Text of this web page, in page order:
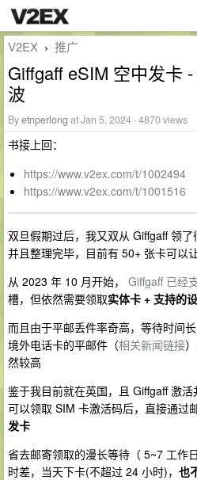
V2EX › 推广
Giffgaff eSIM 空中发卡
波
Byetnperlong at Jan 5, 2024 · 4870 views
书接上回：
https://www.v2ex.com/t/1002494
https://www.v2ex.com/t/1001516
双旦假期过后，我又双从 Giffgaff 领
并且整理完毕，目前有 50+ 张卡可以
从 2023 年 10 月开始， Giffgaff 已经
槽，但依然需要领取实体卡 + 支持的
而且由于平邮丢件率奇高，等待时间
境外电话卡的平邮件（相关新闻链接
然较高
鉴于我目前就在英国，且 Giffgaff 激
可以领取 SIM 卡激活码后，直接通过
发卡
省去邮寄领取的漫长等待（ 5~7 工作
时差，当天下卡(不超过 24 小时)， 也